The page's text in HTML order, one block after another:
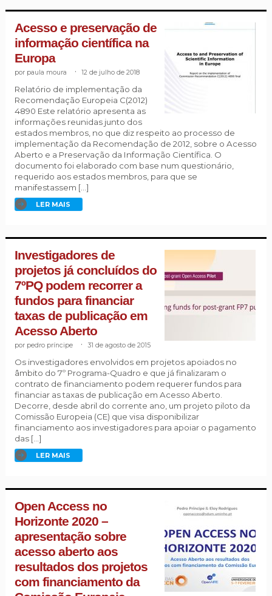
Acesso e preservação de
informação científica na
Europa
paula moura 12 de julho de 2018
Relatório de implementação da
Recomendação Europeia C(2012)
4890 Este relatório apresenta as
informações reunidas junto dos
estados membros, no que diz respeito ao processo de
implementação da Recomendação de 2012, sobre o Acesso
Aberto e a Preservação da Informação Científica. O
documento foi elaborado com base num questionário,
requerido aos estados membros, para que se
manifestassem […]
LER MAIS
Investigadores de
projetos já concluídos do
7ºPQ podem recorrer a
fundos para financiar
taxas de publicação em
Acesso Aberto
pedro príncipe. 31 de agosto de 2015
Os investigadores envolvidos em projetos apoiados no
âmbito do 7º Programa-Quadro e que já finalizaram o
contrato de financiamento podem requerer fundos para
financiar as taxas de publicação em Acesso Aberto.
Decorre, desde abril do corrente ano, um projeto piloto da
Comissão Europeia (CE) que visa disponibilizar
financiamento aos investigadores para apoiar o pagamento
das […]
LER MAIS
Open Access no
Horizonte 2020 –
apresentação sobre
acesso aberto aos
resultados dos projetos
com financiamento da